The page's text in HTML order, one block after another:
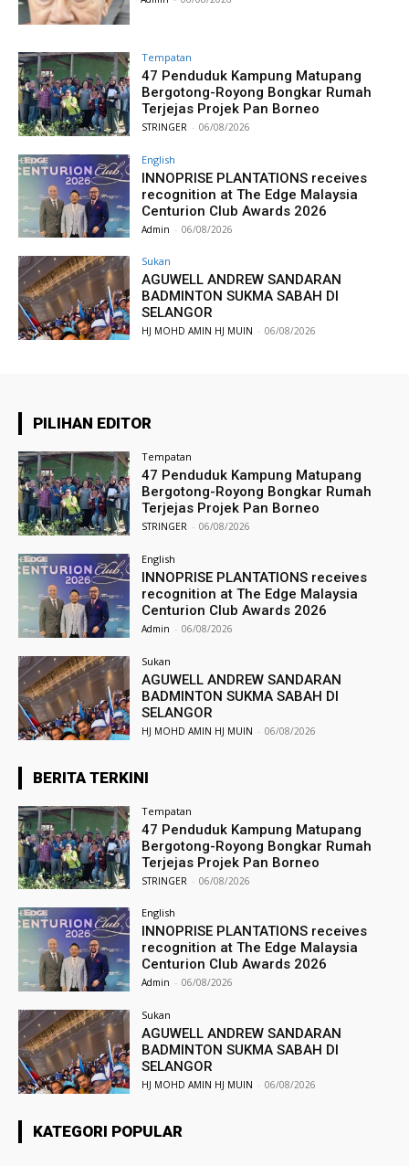
Tempatan
47 Penduduk Kampung Matupang
Bergotong-Royong Bongkar Rumah
Terjejas Projek Pan Borneo
STRINGER - 06/08/2026
English
INNOPRISE PLANTATIONS receives
recognition at The Edge Malaysia
Centurion Club Awards 2026
Admin - 06/08/2026
Sukan
AGUWELL ANDREW SANDARAN
BADMINTON SUKMA SABAH DI
SELANGOR
HJ MOHD AMIN HJ MUIN - 06/08/2026
PILIHAN EDITOR
Tempatan
47 Penduduk Kampung Matupang
Bergotong-Royong Bongkar Rumah
Terjejas Projek Pan Borneo
STRINGER - 06/08/2026
English
INNOPRISE PLANTATIONS receives
recognition at The Edge Malaysia
Centurion Club Awards 2026
Admin - 06/08/2026
Sukan
AGUWELL ANDREW SANDARAN
BADMINTON SUKMA SABAH DI
SELANGOR
HJ MOHD AMIN HJ MUIN - 06/08/2026
BERITA TERKINI
Tempatan
47 Penduduk Kampung Matupang
Bergotong-Royong Bongkar Rumah
Terjejas Projek Pan Borneo
STRINGER - 06/08/2026
English
INNOPRISE PLANTATIONS receives
recognition at The Edge Malaysia
Centurion Club Awards 2026
Admin - 06/08/2026
Sukan
AGUWELL ANDREW SANDARAN
BADMINTON SUKMA SABAH DI
SELANGOR
HJ MOHD AMIN HJ MUIN - 06/08/2026
KATEGORI POPULAR